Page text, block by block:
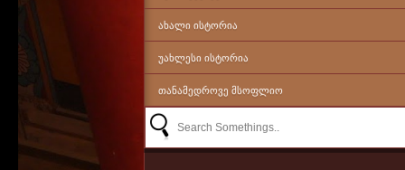
ᲐᲮᲐᲚᲘ ᲘᲡᲢᲝᲠᲘᲐ
ᲣᲐᲮᲚᲔᲡᲘ ᲘᲡᲢᲝᲠᲘᲐ
ᲗᲐᲜᲐᲛᲔᲓᲠᲝᲕᲔ ᲛᲡᲝᲤᲚᲘᲝ